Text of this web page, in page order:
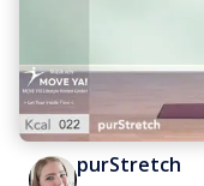
purStretch